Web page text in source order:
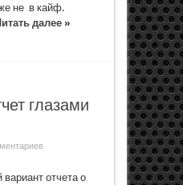
не в кайф.
далее »
глазами
отчета о